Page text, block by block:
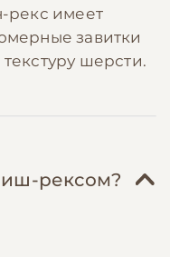
рекс имеет
завитки
шерсти.
рексом?